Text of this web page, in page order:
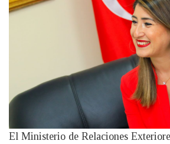
El Ministerio de Relaciones